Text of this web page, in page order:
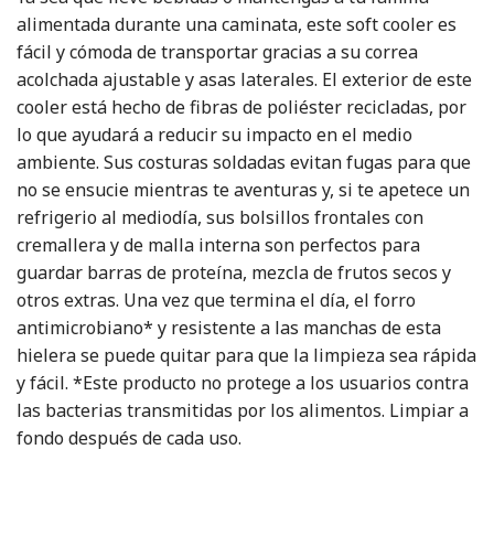
alimentada durante una caminata, este soft cooler es
fácil y cómoda de transportar gracias a su correa
acolchada ajustable y asas laterales. El exterior de este
cooler está hecho de fibras de poliéster recicladas, por
lo que ayudará a reducir su impacto en el medio
ambiente. Sus costuras soldadas evitan fugas para que
no se ensucie mientras te aventuras y, si te apetece un
refrigerio al mediodía, sus bolsillos frontales con
cremallera y de malla interna son perfectos para
guardar barras de proteína, mezcla de frutos secos y
otros extras. Una vez que termina el día, el forro
antimicrobiano* y resistente a las manchas de esta
hielera se puede quitar para que la limpieza sea rápida
y fácil. *Este producto no protege a los usuarios contra
las bacterias transmitidas por los alimentos. Limpiar a
fondo después de cada uso.